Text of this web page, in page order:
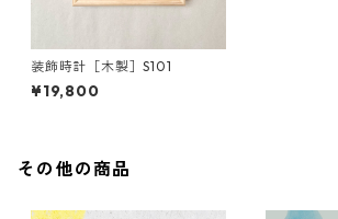
装飾時計［木製］S101
¥19,800
その他の商品